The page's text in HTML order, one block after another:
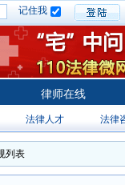
记住我
律师在线
法律人才 法律
列表